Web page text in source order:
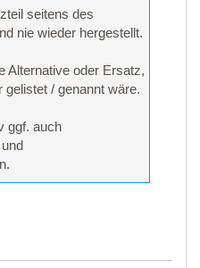
seitens des
nie wieder hergestellt.
Alternative oder Ersatz,
/ genannt wäre.
ggf. auch